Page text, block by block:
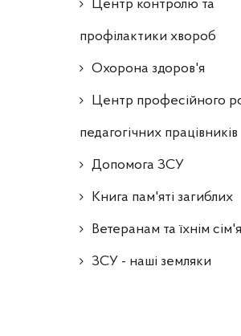
Центр контролю та
профілактики хвороб
Охорона здоров'я
Центр професійного
педагогічних працівників
Допомога ЗСУ
Книга пам'яті загиблих
Ветеранам та їхнім
ЗСУ - наші земляки